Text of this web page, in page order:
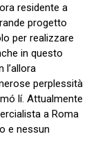
residente a
progetto
per realizzare
in questo
l’allora
perplessità
lí. Attualmente
a Roma
e nessun